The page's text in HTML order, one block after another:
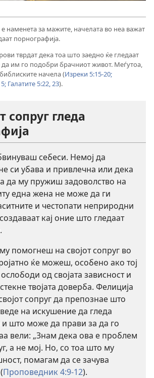
е наменета за мажите, начелата во неа важат
порнографија.
тврдат дека тоа што заедно ќе гледаат
им го подобри брачниот живот. Меѓутоа,
начела (Изреки 5:15-20;
Галатите 5:22, 23).
сопруг гледа
себеси. Немој да
си убава и привлечна или дека
да му пружиш задоволство на
една жена не може да ги
и честопати неприродни
кај оние што гледаат
помогнеш на својот сопруг во
ќе можеш, особено ако тој
од својата зависност и
твојата доверба. Фелиција
сопруг да препознае што
на искушение да гледа
и што може да прави за да го
вели: „Знам дека ова е проблем
а не мој. Но, со тоа што му
помагам да се зачува
Проповедник 4:9-12).